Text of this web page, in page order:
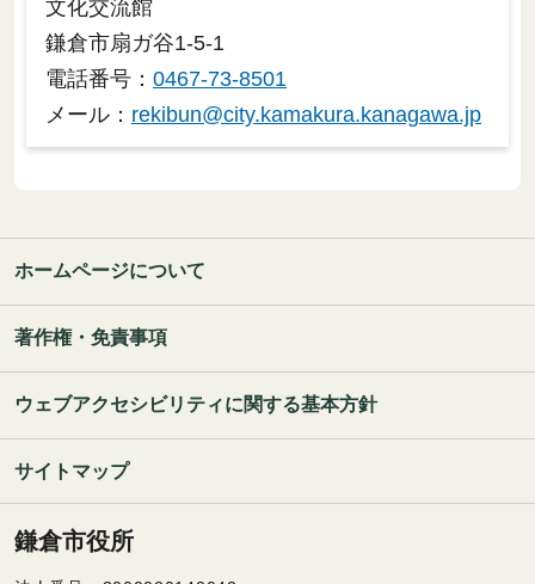
文化交流館
鎌倉市扇ガ谷1-5-1
電話番号： 0467-73-8501
メール： rekibun@city.kamakura.kanagawa.jp
ホームページについて
著作権・免責事項
ウェブアクセシビリティに関する基本方針
サイトマップ
鎌倉市役所